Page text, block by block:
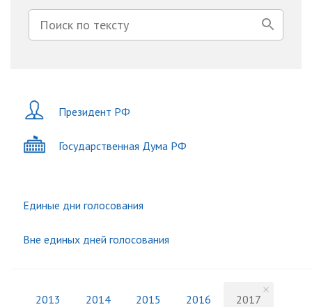
Президент РФ
Государственная Дума РФ
Единые дни голосования
Вне единых дней голосования
2013 2014 2015 2016 2017